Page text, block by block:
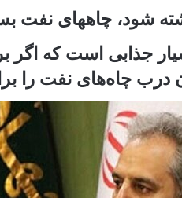
شود، چاههای نفت
جذابی است که اگر
آن درب چاه‌های نفت را